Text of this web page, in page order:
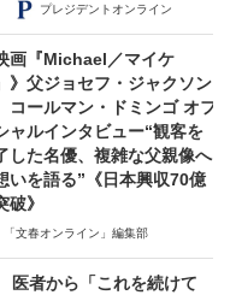
プレジデントオンライン
画『Michael／マイケ
》父ジョセフ・ジャクソン
コールマン・ドミンゴ オフ
ャルインタビュー“観客を
した名優、複雑な父親像へ
いを語る”《日本興収70億
破》
「文春オンライン」編集部
医者から「これを続けて